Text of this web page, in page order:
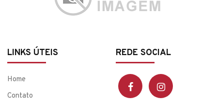
LINKS ÚTEIS
Home
Contato
REDE SOCIAL